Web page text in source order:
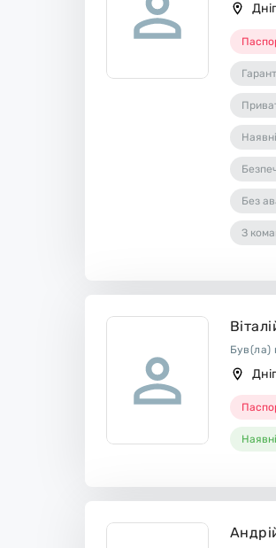
Без
З
Був(ла)